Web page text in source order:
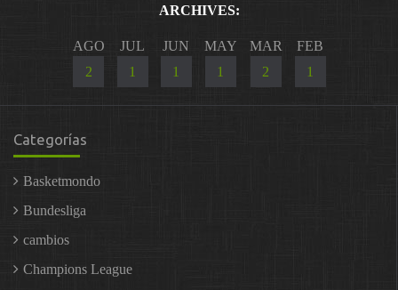
ARCHIVES:
AGO
2
JUL
1
JUN
1
MAY
1
MAR
2
FEB
1
Categorías
Basketmondo
Bundesliga
cambios
Champions League